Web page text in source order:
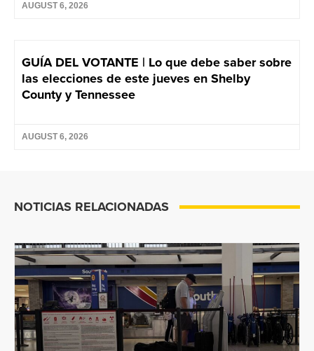
AUGUST 6, 2026
GUÍA DEL VOTANTE | Lo que debe saber sobre
las elecciones de este jueves en Shelby
County y Tennessee
AUGUST 6, 2026
NOTICIAS RELACIONADAS